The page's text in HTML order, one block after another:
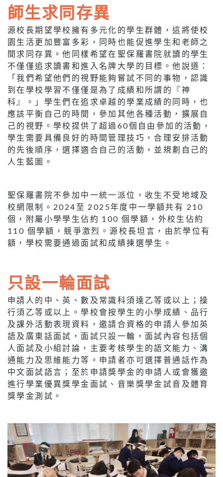
師生求同存異
源校長期望學校擁有多元化的學生群體，這將使校
園生活更加豐富多彩，同時也能促進學生和老師之
間求同存異。他同樣希望在聖保羅書院就讀的學生
不僅僅追求讀書和進入名牌大學的目標。他說道：
「我們希望他們的視野能夠嘗試不同的事物，認識
到在學校學習不僅僅是為了成績和所謂的『神
科』。」學生們在追求卓越的學業成績的同時，也
應該平衡自己的時間，參加其他各種活動，擴展自
己的視野。學校提供了超過60個自由參加的活動，
學生需要具備良好的時間管理技巧，合理安排活動
的先後順序，選擇適合自己的活動，並規劃自己的
人生藍圖。
聖保羅書院不參加中一統一派位，收生不受地域及
校網限制。2024至 2025年度中一學額共有 210
個，附屬小學學生佔約 100 個學額，外校生佔約
110 個學額，競爭激烈。源校長坦言，由於學位有
額，學校需要通過面試和成績揀選學生。
只設一輪面試
申請人的中、英、數及常識科須達乙等或以上；操
行須乙等或以上。學校會按學生的小學成績、品行
及課外活動表現資料，邀請合資格的申請人參加英
語及廣東話面試，面試只設一輪，面試內容包括個
人面試及小組討論，主要考核學生的語文能力、溝
通能力及思維能力等。申請者亦可選擇普通話作為
中文面試語言；至於申請獎學金的申請人或會獲邀
進行學業優異獎學金面試、音樂獎學金試音及體育
獎學金測試。